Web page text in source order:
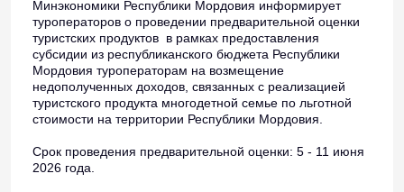
Минэкономики Республики Мордовия информирует
туроператоров о проведении предварительной оценки
туристских продуктов в рамках предоставления
субсидии из республиканского бюджета Республики
Мордовия туроператорам на возмещение
недополученных доходов, связанных с реализацией
туристского продукта многодетной семье по льготной
стоимости на территории Республики Мордовия.
Срок проведения предварительной оценки: 5 - 11 июня
2026 года.